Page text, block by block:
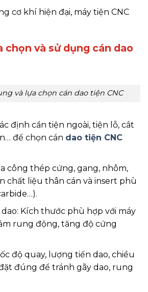
cơ khí hiện đại, máy tiện CNC
chọn và sử dụng cán dao
và lựa chọn cán dao tiện CNC
định cần tiện ngoài, tiện lỗ, cắt
để chọn cán dao tiện CNC
công thép cứng, gang, nhôm,
chất liệu thân cán và insert phù
Kích thước phù hợp với máy
rung động, tăng độ cứng
độ quay, lượng tiến dao, chiều
đúng để tránh gãy dao, rung